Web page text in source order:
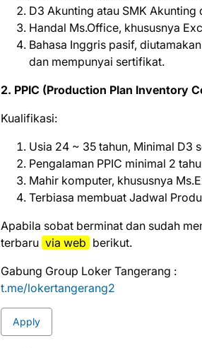
D3 Akunting atau SMK
Handal Ms.Office, khususnya
Bahasa Inggris pasif,
dan mempunyai sertifikat.
2. PPIC (Production Plan Inventory
Kualifikasi:
Usia 24 ~ 35 tahun, Minimal D3
Pengalaman PPIC minimal 2
Mahir komputer, khususnya
Terbiasa membuat Jadwal
Aраbіlа ѕоbаt bеrmіnаt dаn ѕudаh
tеrbаru via web bеrіkut.
Gabung Group Loker Tangerang :
t.me/lokertangerang2
Apply